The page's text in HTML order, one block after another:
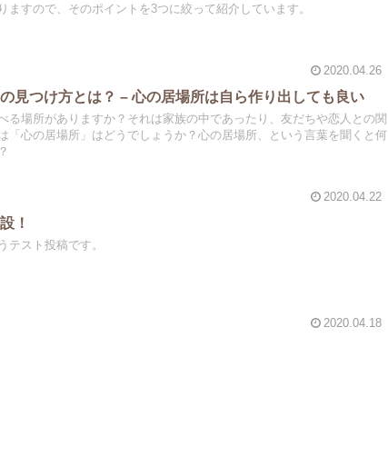
ますので、そのポイントを3つに絞って紹介しています。
2020.04.26
見つけ方とは？ – 心の居場所は自ら作り出しても良い
る場所がありますか？それは家族の中であったり、友だちや恋人との関
「心の居場所」はどうでしょうか？心の居場所、という言葉を聞くと何
2020.04.22
！
テスト投稿です。
2020.04.18